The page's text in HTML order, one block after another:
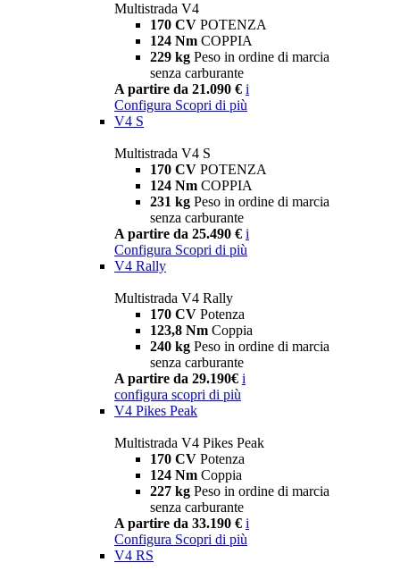
Multistrada V4
170 CV POTENZA
124 Nm COPPIA
229 kg Peso in ordine di marcia
senza carburante
A partire da 21.090 € i
Configura Scopri di più
V4 S
Multistrada V4 S
170 CV POTENZA
124 Nm COPPIA
231 kg Peso in ordine di marcia
senza carburante
A partire da 25.490 € i
Configura Scopri di più
V4 Rally
Multistrada V4 Rally
170 CV Potenza
123,8 Nm Coppia
240 kg Peso in ordine di marcia
senza carburante
A partire da 29.190€ i
configura scopri di più
V4 Pikes Peak
Multistrada V4 Pikes Peak
170 CV Potenza
124 Nm Coppia
227 kg Peso in ordine di marcia
senza carburante
A partire da 33.190 € i
Configura Scopri di più
V4 RS